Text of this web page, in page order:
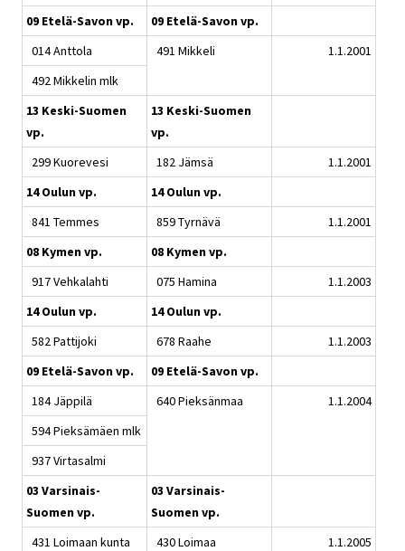
09 Etelä-Savon vp.
09 Etelä-Savon vp.
014 Anttola
491 Mikkeli
1.1.2001
492 Mikkelin mlk
13 Keski-Suomen
vp.
13 Keski-Suomen
vp.
299 Kuorevesi
182 Jämsä
1.1.2001
14 Oulun vp.
14 Oulun vp.
841 Temmes
859 Tyrnävä
1.1.2001
08 Kymen vp.
08 Kymen vp.
917 Vehkalahti
075 Hamina
1.1.2003
14 Oulun vp.
14 Oulun vp.
582 Pattijoki
678 Raahe
1.1.2003
09 Etelä-Savon vp.
09 Etelä-Savon vp.
184 Jäppilä
640 Pieksänmaa
1.1.2004
594 Pieksämäen mlk
937 Virtasalmi
03 Varsinais-
Suomen vp.
03 Varsinais-
Suomen vp.
431 Loimaan kunta
430 Loimaa
1.1.2005